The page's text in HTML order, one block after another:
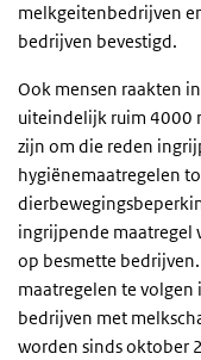
melkgeitenbedrijven
bedrijven bevestigd.
Ook mensen raakten
uiteindelijk ruim 4000
zijn om die reden
hygiënemaatregelen
ingrijpende maatregel
op besmette
maatregelen te volgen
bedrijven met
worden sinds oktober